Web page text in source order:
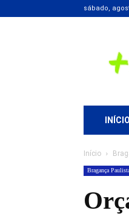
sábado,
+
INÍCIO
Início
Bragança